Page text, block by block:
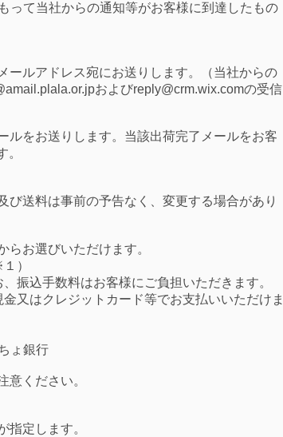
って当社からの通知等がお客様に到達したもの
ールアドレス宛にお送りします。（当社からの
およびreply@crm.wix.comの受信
ルをお送りします。当該出荷完了メールをお客
送料は事前の予告なく、変更する場合があり
お選びいただけます。
）
込手数料はお客様にご負担いただきます。
又はクレジットカード等でお支払いいただけま
ょ銀行
意ください。
指定します。